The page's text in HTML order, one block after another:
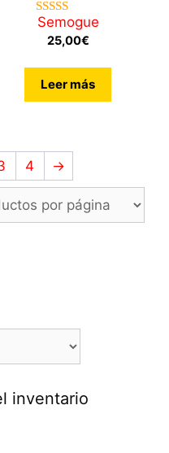
4.71
de 5
Semogue
25,00€
Leer más
4 →
inventario